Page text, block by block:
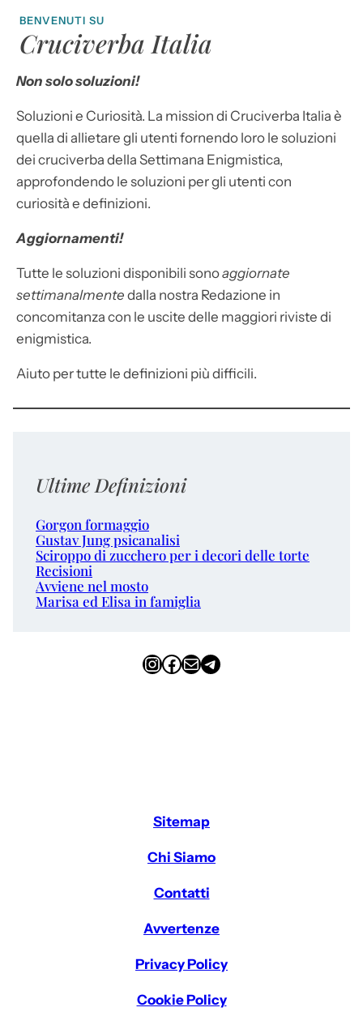
BENVENUTI SU
Cruciverba Italia
Non solo soluzioni!
Soluzioni e Curiosità. La mission di Cruciverba Italia è
quella di allietare gli utenti fornendo loro le soluzioni
dei cruciverba della Settimana Enigmistica,
approfondendo le soluzioni per gli utenti con
curiosità e definizioni.
Aggiornamenti!
Tutte le soluzioni disponibili sonoaggiornate
settimanalmente dalla nostra Redazione in
concomitanza con le uscite delle maggiori riviste di
enigmistica.
Aiuto per tutte le definizioni più difficili.
Ultime Definizioni
Gorgon formaggio
Gustav Jung psicanalisi
Sciroppo di zucchero per i decori delle torte
Recisioni
Avviene nel mosto
Marisa ed Elisa in famiglia
InstagramFacebook Email Telegram
Sitemap
Chi Siamo
Contatti
Avvertenze
Privacy Policy
Cookie Policy